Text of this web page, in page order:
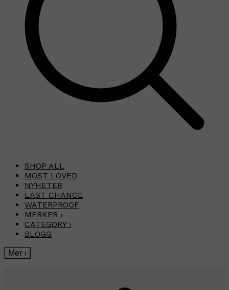
SHOP ALL
MOST LOVED
NYHETER
LAST CHANCE
WATERPROOF
MERKER ›
CATEGORY ›
BLOGG
Mer ›